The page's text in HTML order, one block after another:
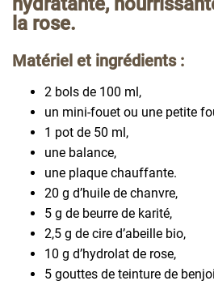
la rose.
Matériel et ingrédients :
2 bols de 100 ml,
un mini-fouet ou une petite
1 pot de 50 ml,
une balance,
une plaque chauffante.
20 g d’huile de chanvre,
5 g de beurre de karité,
2,5 g de cire d’abeille bio,
10 g d’hydrolat de rose,
5 gouttes de teinture de